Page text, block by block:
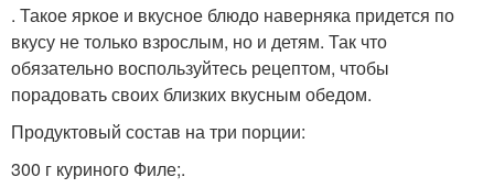
. Такое яркое и вкусное блюдо наверняка придется по
вкусу не только взрослым, но и детям. Так что
обязательно воспользуйтесь рецептом, чтобы
порадовать своих близких вкусным обедом.
Продуктовый состав на три порции:
300 г куриного Филе;.